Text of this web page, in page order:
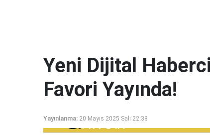
Yeni Dijital
Favori Yayında!
Yayınlanma: 20 Mayıs 2025 Salı 22:38